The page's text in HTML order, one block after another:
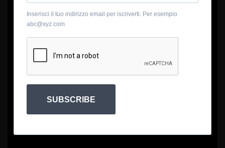
Inserisci il tuo indirizzo email per iscriverti. Per esempio
abc@xyz.com
SUBSCRIBE